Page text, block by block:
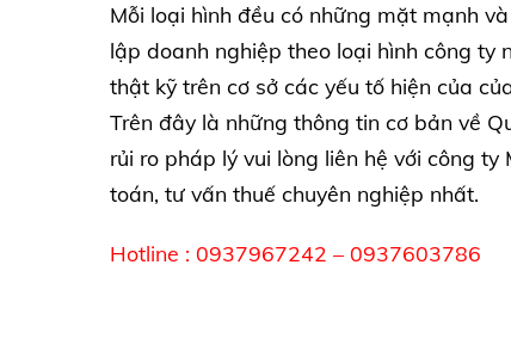
Mỗi loại hình đều có những mặt mạnh
lập doanh nghiệp theo loại hình công ty
thật kỹ trên cơ sở các yếu tố hiện của
Trên đây là những thông tin cơ bản về
rủi ro pháp lý vui lòng liên hệ với công
toán, tư vấn thuế chuyên nghiệp nhất.
Hotline : 0937967242 – 0937603786